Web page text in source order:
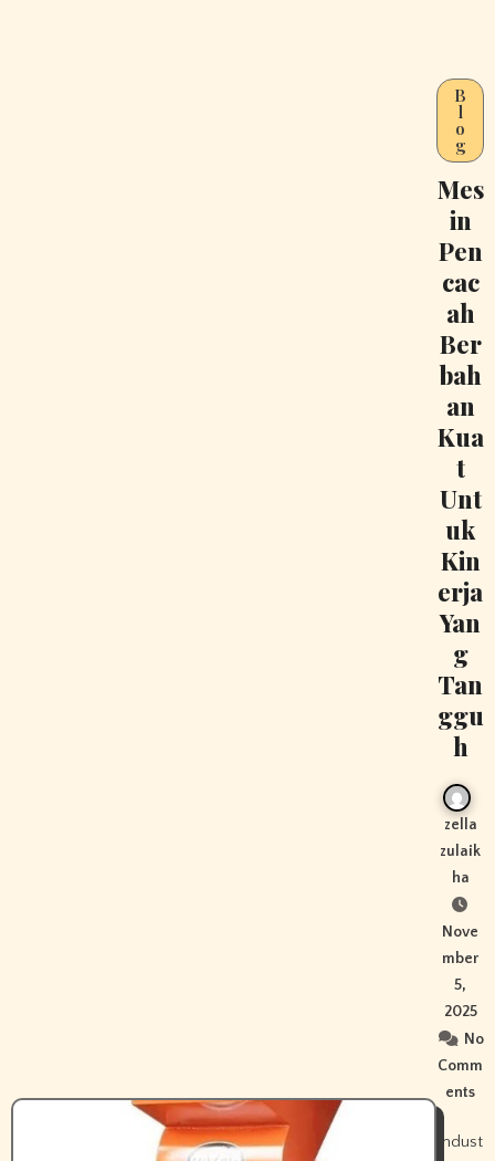
B
l
o
g
Mes
in
Pen
cac
ah
Ber
bah
an
Kua
t
Unt
uk
Kin
erja
Yan
g
Tan
ggu
h
zella
zulaik
ha
Nove
mber
5,
2025
No
Comm
ents